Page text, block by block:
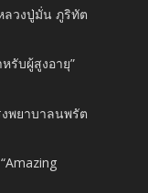
ลวงปู่มั่น ภูริทัต
รับผู้สูงอายุ”
พยาบาลนพรัต